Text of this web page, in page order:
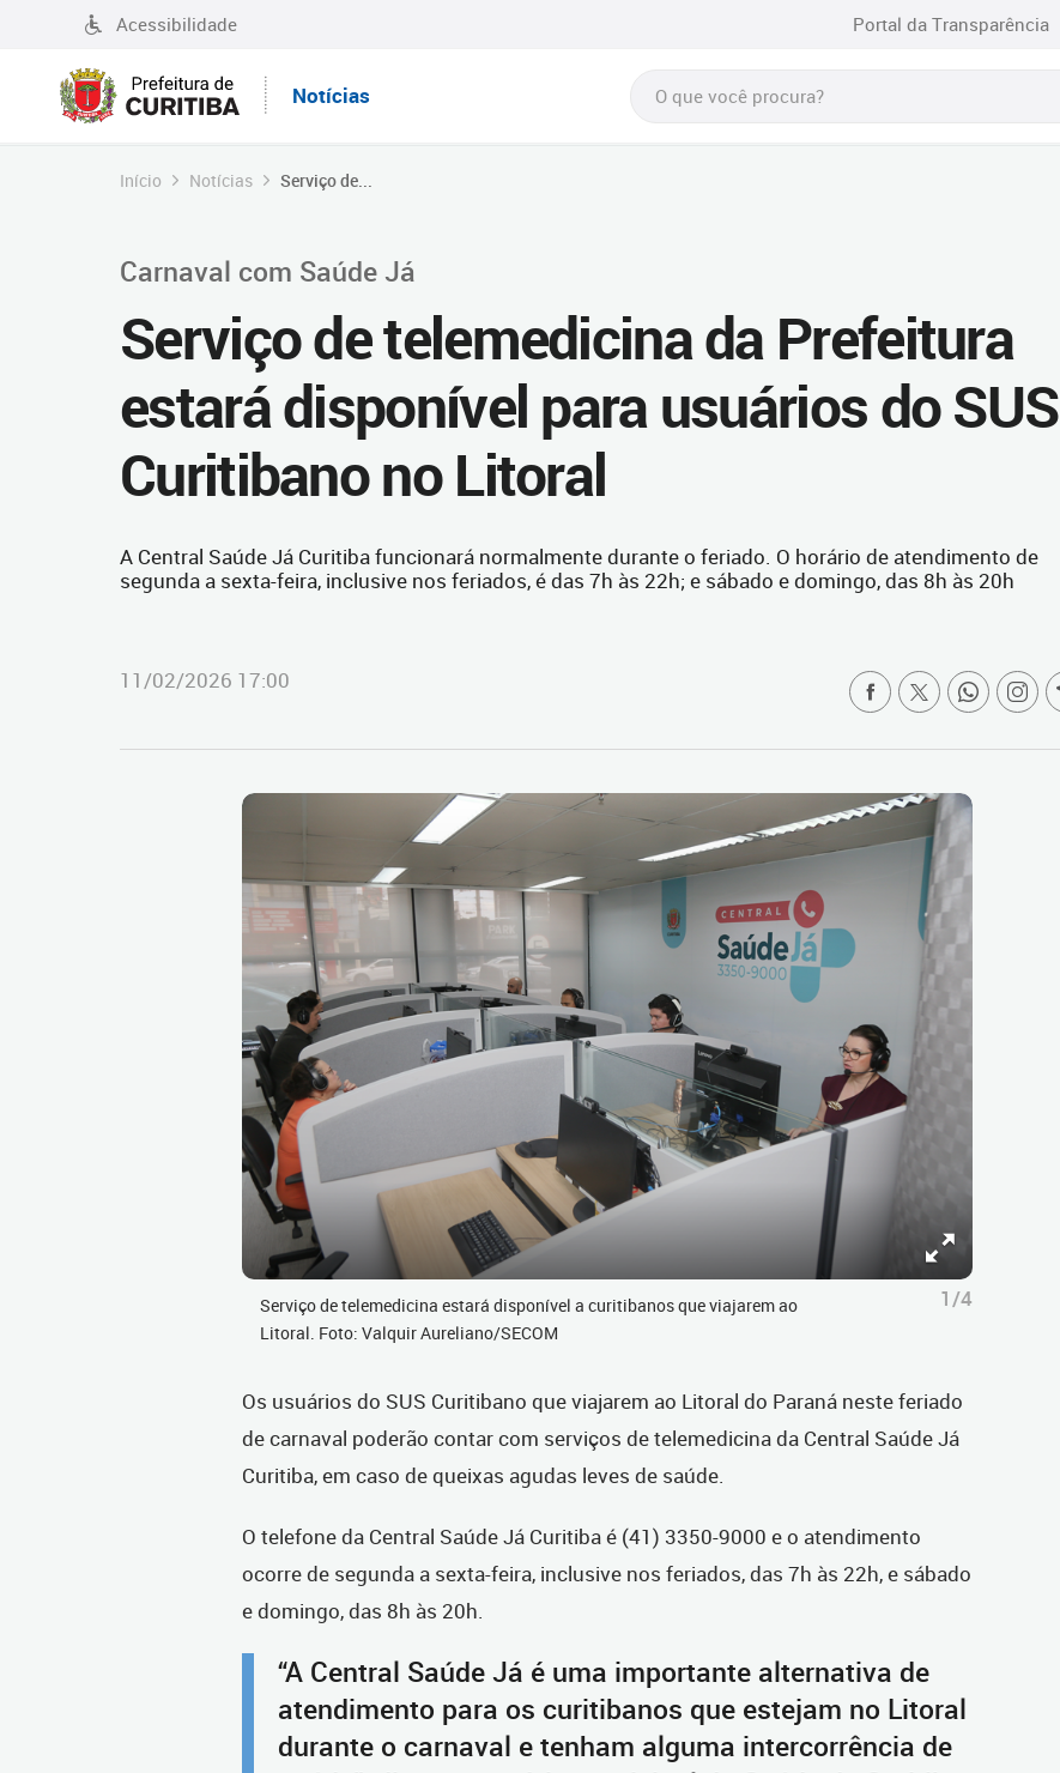
Acessibilidade Portal da Transparência
Notícias
Início Notícias Serviço de...
Carnaval com Saúde Já
Serviço de telemedicina da Prefeitura
estará disponível para usuários do SUS
Curitibano no Litoral
A Central Saúde Já Curitiba funcionará normalmente durante o feriado. O horário de atendimento de
segunda a sexta-feira, inclusive nos feriados, é das 7h às 22h; e sábado e domingo, das 8h às 20h
11/02/2026 17:00
Serviço de telemedicina estará disponível a curitibanos que viajarem ao
Litoral. Foto: Valquir Aureliano/SECOM
1/4
Os usuários do SUS Curitibano que viajarem ao Litoral do Paraná neste feriado
de carnaval poderão contar com serviços de telemedicina da Central Saúde Já
Curitiba, em caso de queixas agudas leves de saúde.
O telefone da Central Saúde Já Curitiba é (41) 3350-9000 e o atendimento
ocorre de segunda a sexta-feira, inclusive nos feriados, das 7h às 22h, e sábado
e domingo, das 8h às 20h.
“A Central Saúde Já é uma importante alternativa de
atendimento para os curitibanos que estejam no Litoral
durante o carnaval e tenham alguma intercorrência de